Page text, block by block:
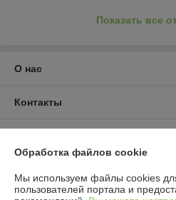
Показать все
О нас
Контакты
Обработка файлов cookie
Мы используем файлы cookies
пользователей портала и